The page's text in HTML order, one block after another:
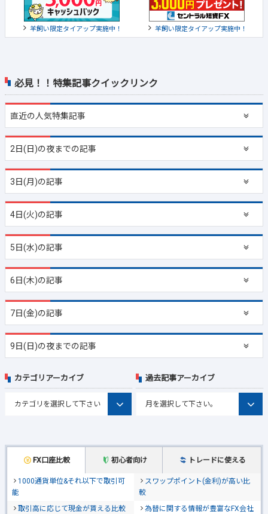
必見！！特集記事クイックリンク
直近の人気特集記事
2日(日)の夜までの記事
3日(月)の記事
4日(火)の記事
5日(水)の記事
6日(木)の記事
7日(金)の記事
9日(日)の夜までの記事
羊飼い限定タイアップ実施中！ 羊飼い限定タイアップ実施中！
FX口座比較 初心者向け トレードに使える
1000通貨単位&それ以下で取引可
能
スワップポイント(金利)が高い比
較
取引高に応じて現金が貰える比較
為替に関する情報が豊富なFX会社
カテゴリアーカイブ 過去記事アーカイブ